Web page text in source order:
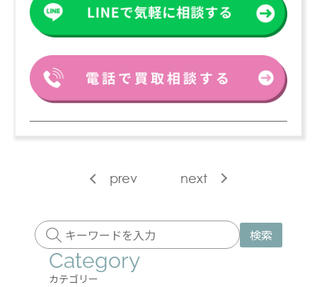
prev next
検索
Category
カテゴリー